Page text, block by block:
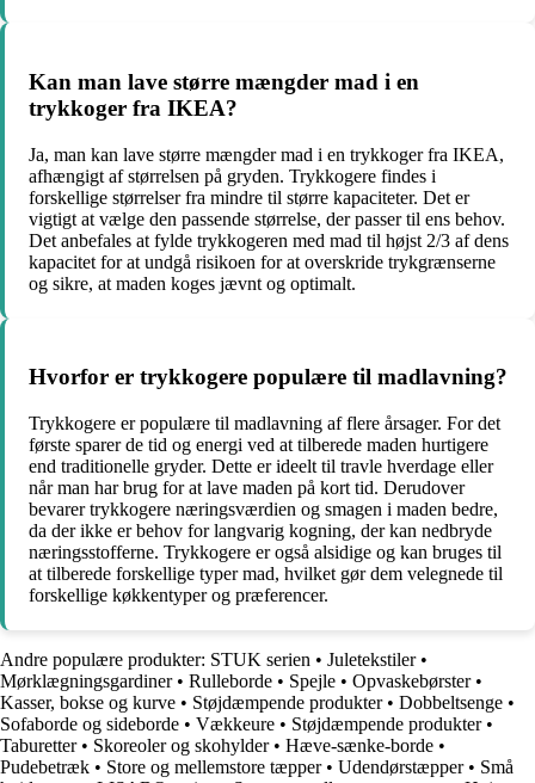
Kan man lave større mængder mad i en
trykkoger fra IKEA?
Ja, man kan lave større mængder mad i en trykkoger fra IKEA,
afhængigt af størrelsen på gryden. Trykkogere findes i
forskellige størrelser fra mindre til større kapaciteter. Det er
vigtigt at vælge den passende størrelse, der passer til ens behov.
Det anbefales at fylde trykkogeren med mad til højst 2/3 af dens
kapacitet for at undgå risikoen for at overskride trykgrænserne
og sikre, at maden koges jævnt og optimalt.
Hvorfor er trykkogere populære til madlavning?
Trykkogere er populære til madlavning af flere årsager. For det
første sparer de tid og energi ved at tilberede maden hurtigere
end traditionelle gryder. Dette er ideelt til travle hverdage eller
når man har brug for at lave maden på kort tid. Derudover
bevarer trykkogere næringsværdien og smagen i maden bedre,
da der ikke er behov for langvarig kogning, der kan nedbryde
næringsstofferne. Trykkogere er også alsidige og kan bruges til
at tilberede forskellige typer mad, hvilket gør dem velegnede til
forskellige køkkentyper og præferencer.
Andre populære produkter: STUK serien • Juletekstiler•
Mørklægningsgardiner• Rulleborde • Spejle • Opvaskebørster•
Kasser, bokse og kurve • Støjdæmpende produkter• Dobbeltsenge •
Sofaborde og sideborde • Vækkeure • Støjdæmpende produkter•
Taburetter• Skoreoler og skohylder• Hæve-sænke-borde •
Pudebetræk • Store og mellemstore tæpper• Udendørstæpper• Små